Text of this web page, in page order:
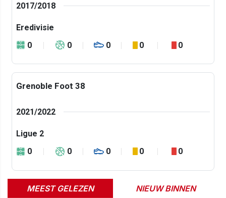
2017/2018
Eredivisie
0
0 0 0 0
Grenoble Foot 38
2021/2022
Ligue 2
0
0 0 0 0
MEEST GELEZEN NIEUW BINNEN